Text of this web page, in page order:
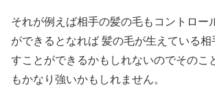
それが例えば相手の髪の毛もコントロー
ができるとなれば 髪の毛が生えている相
すことができるかもしれないのでそのこ
もかなり強いかもしれません。